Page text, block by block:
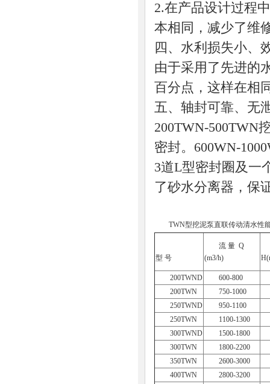
2.在产品设计过程
本相同，减少了维
四、水利损失小、
由于采用了先进的
百分点，这样在相
五、轴封可靠、无
200TWN-500TWN
密封。600WN-
3道L型密封圈及一
了砂水分离器，保
TWN型挖泥泵直联传动清水性
型 号
流 量 Q
(m3/h)
200TWND
600-800
200TWN
750-1000
250TWND
950-1100
250TWN
1100-1300
300TWND
1500-1800
300TWN
1800-2200
350TWN
2600-3000
400TWN
2800-3200